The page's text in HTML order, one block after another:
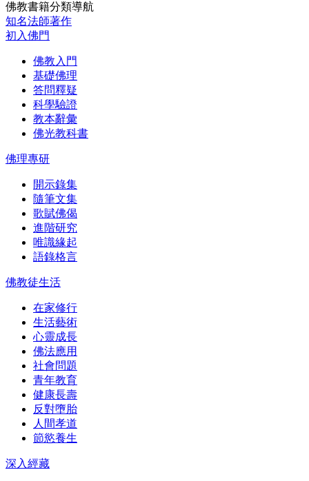
佛教書籍分類導航
知名法師著作
初入佛門
佛教入門
基礎佛理
答問釋疑
科學驗證
教本辭彙
佛光教科書
佛理專研
開示錄集
隨筆文集
歌賦佛偈
進階研究
唯識緣起
語錄格言
佛教徒生活
在家修行
生活藝術
心靈成長
佛法應用
社會問題
青年教育
健康長壽
反對墮胎
人間孝道
節慾養生
深入經藏